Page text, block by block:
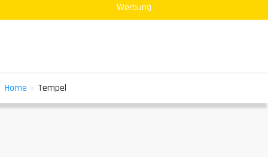
Werbung
Home » Tempel